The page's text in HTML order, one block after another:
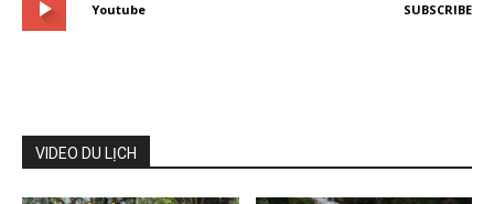
Youtube SUBSCRIBE
VIDEO DU LỊCH